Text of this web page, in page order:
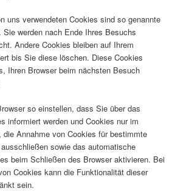
uns verwendeten Cookies sind so genannte
Sie werden nach Ende Ihres Besuchs
Andere Cookies bleiben auf Ihrem
bis Sie diese löschen. Diese Cookies
Ihren Browser beim nächsten Besuch
so einstellen, dass Sie über das
informiert werden und Cookies nur im
die Annahme von Cookies für bestimmte
sowie das automatische
beim Schließen des Browser aktivieren. Bei
Cookies kann die Funktionalität dieser
sein.